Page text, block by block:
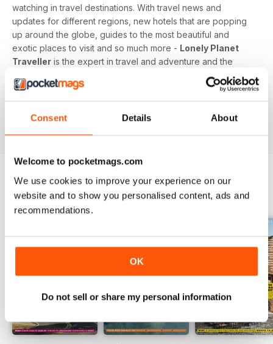
Consent Details About
Welcome to pocketmags.com
We use cookies to improve your experience on our
website and to show you personalised content, ads and
recommendations.
OK
Do not sell or share my personal information
watching in travel destinations. With travel news and
updates for different regions, new hotels that are popping
up around the globe, guides to the most beautiful and
exotic places to visit and so much more - Lonely Planet
Traveller is the expert in travel and adventure and the
Whether you’re a travel junkie, sunseeker or honeymooner,
feed your love of travel today with a digital subscription to
EDIZIONI INDIETRO Visualizza tutti